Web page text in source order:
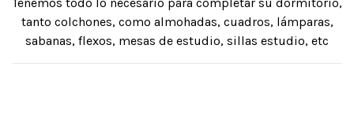
tanto colchones, como almohadas, cuadros, lámparas,
sabanas, flexos, mesas de estudio, sillas estudio, etc